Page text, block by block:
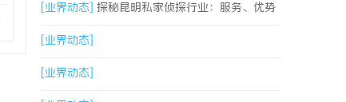
[业界动态] 探秘昆明私家侦探行业：服务、优势
与法律守护
[业界动态]
[业界动态]